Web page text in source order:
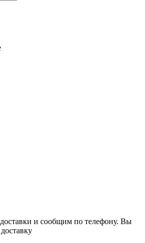
и сообщим по телефону. Вы